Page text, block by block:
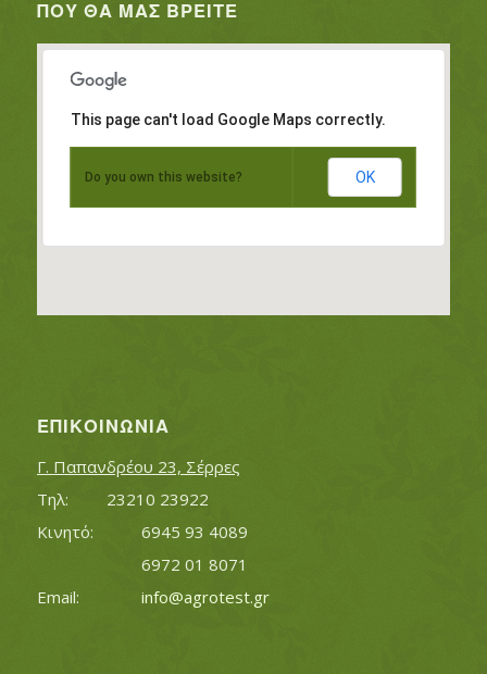
ΠΟΥ ΘΑ ΜΑΣ ΒΡΕΊΤΕ
This page can't load Google Maps correctly.
Do you own this website? OK
ΕΠΙΚΟΙΝΩΝΊΑ
Γ. Παπανδρέου 23, Σέρρες
Τηλ:		23210 23922
Κινητό:		6945 93 4089
			6972 01 8071
info@agrotest.gr